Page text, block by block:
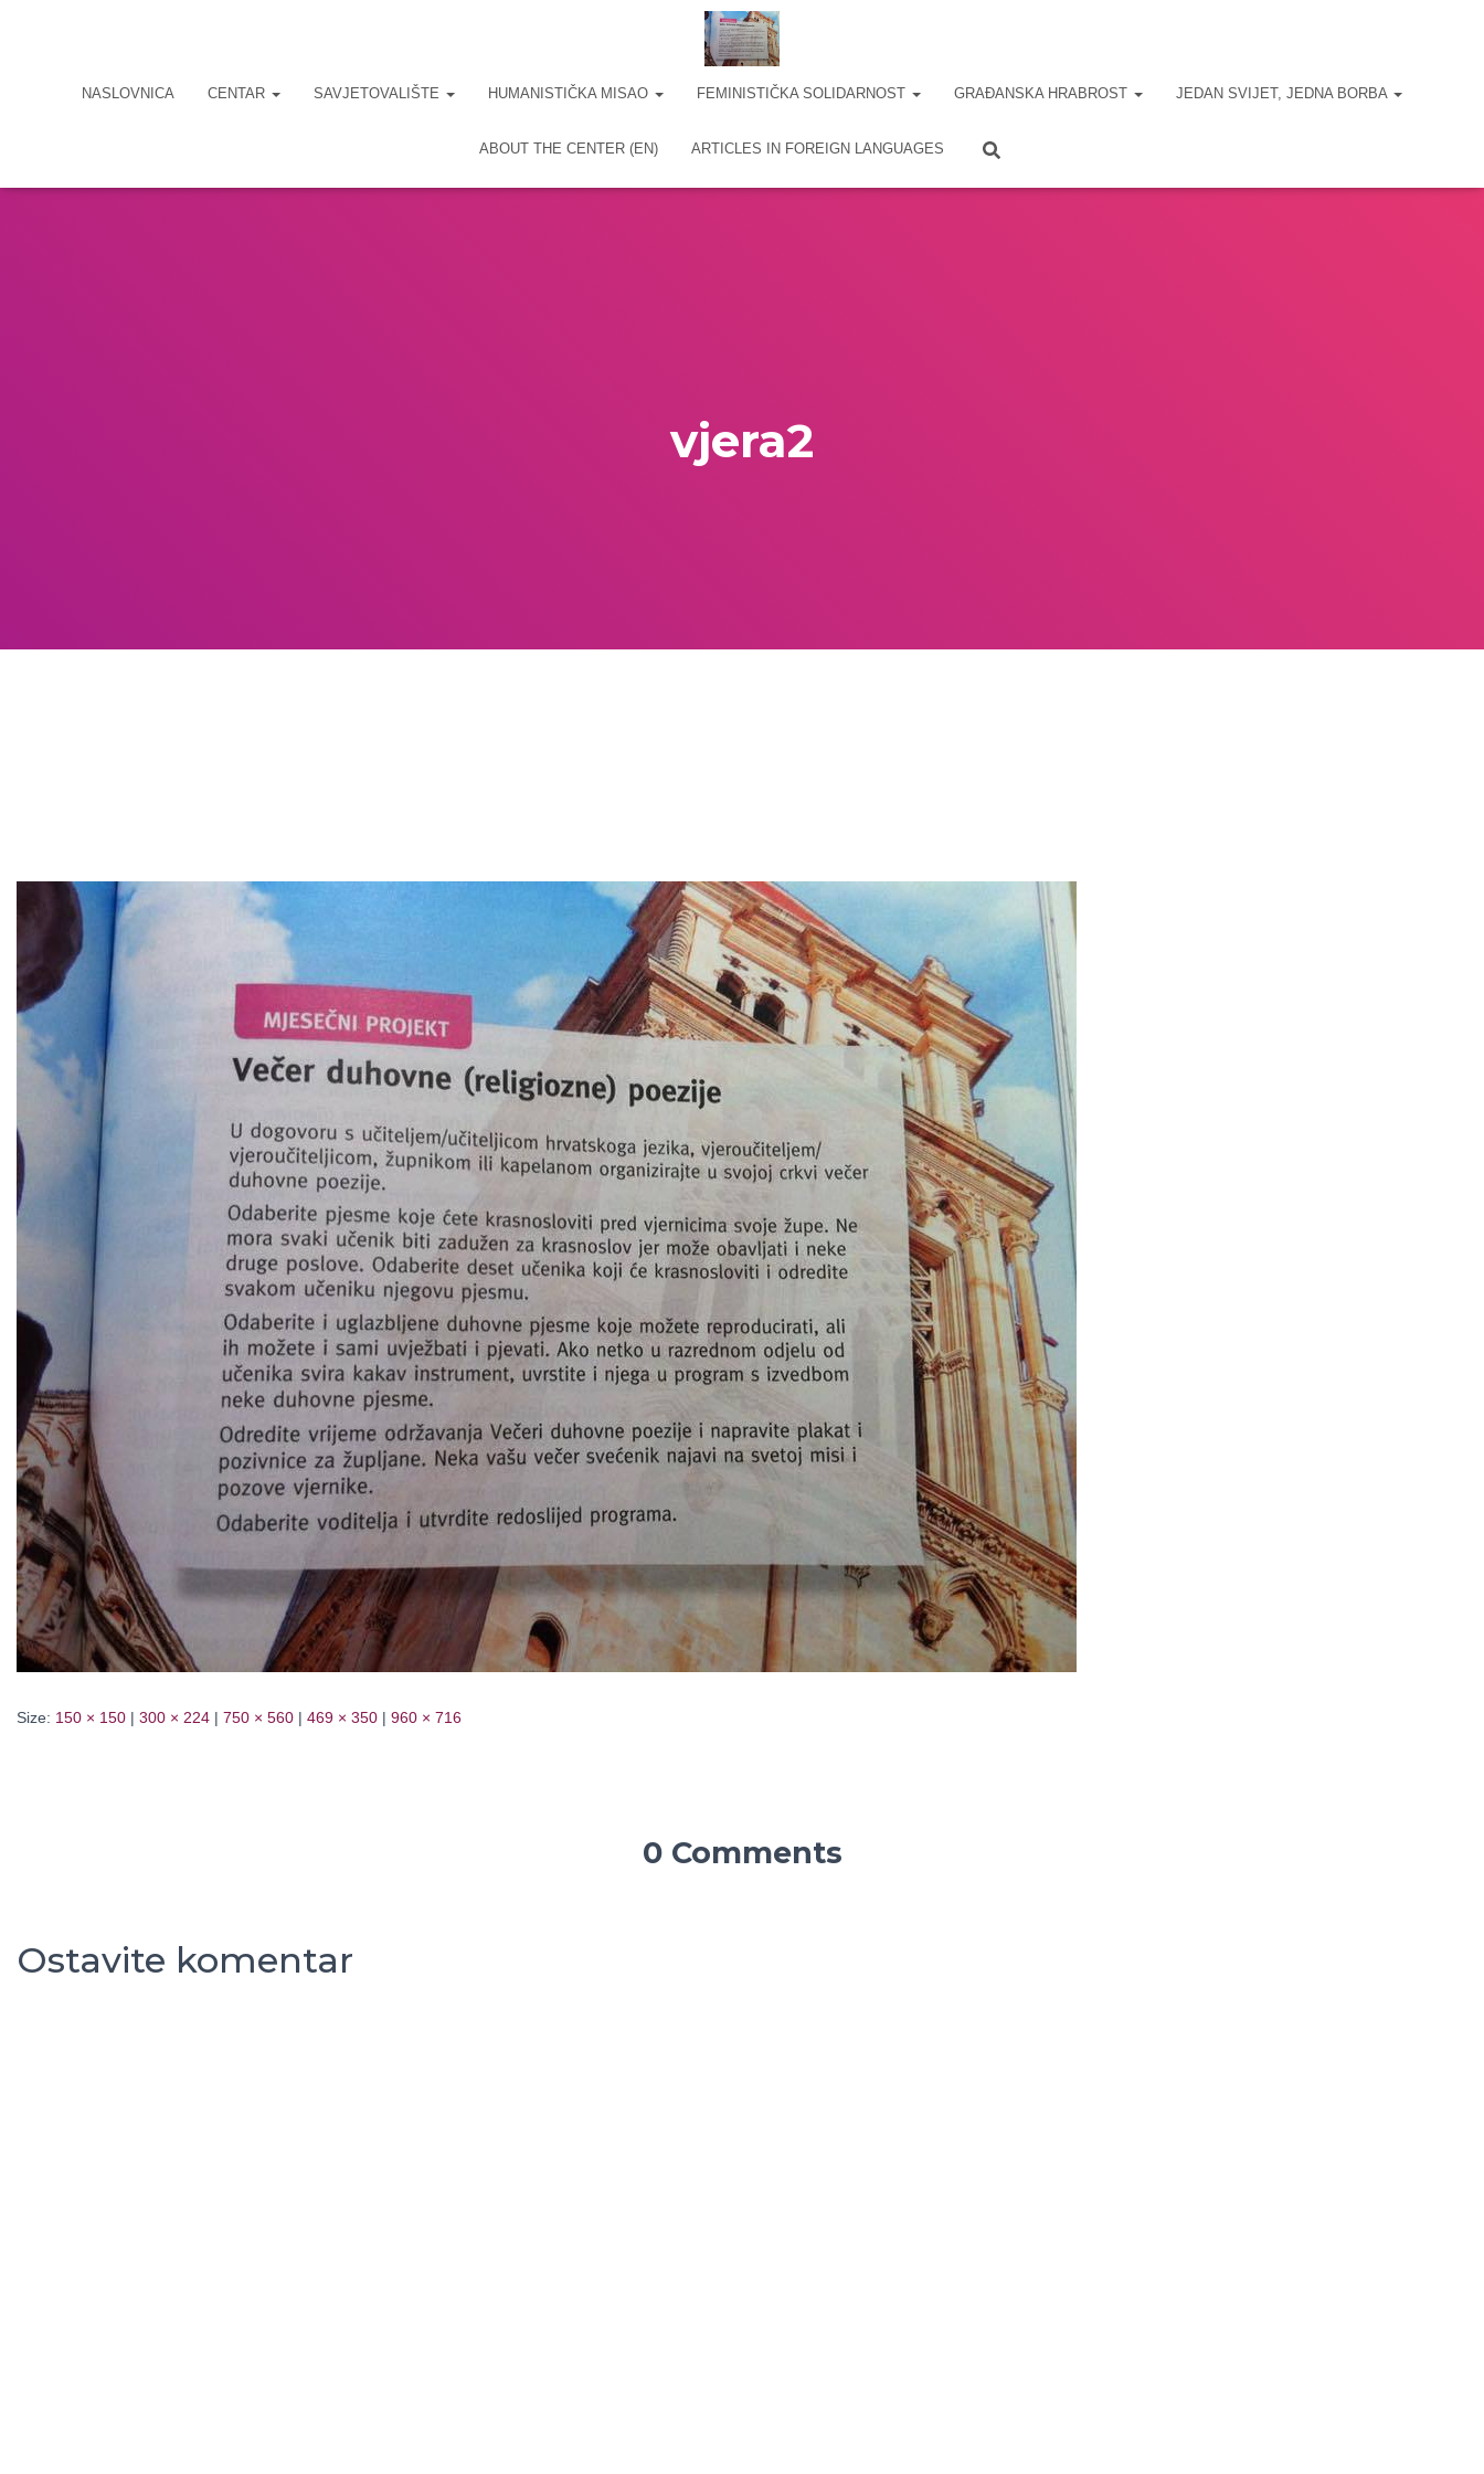
NASLOVNICA CENTAR SAVJETOVALIŠTE HUMANISTIČKA MISAO FEMINISTIČKA SOLIDARNOST GRAĐANSKA HRABROST JEDAN SVIJET, JEDNA BORBA
ABOUT THE CENTER (EN) ARTICLES IN FOREIGN LANGUAGES
vjera2
Size: 150 × 150 | 300 × 224 | 750 × 560 | 469 × 350 | 960 × 716
0 Comments
Ostavite komentar